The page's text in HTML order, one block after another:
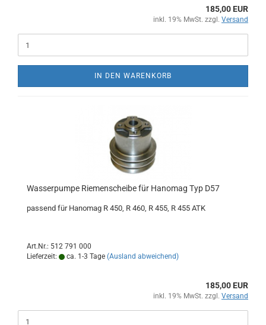
185,00 EUR
inkl. 19% MwSt. zzgl. Versand
IN DEN WARENKORB
Wasserpumpe Riemenscheibe für Hanomag Typ D57
passend für Hanomag R 450, R 460, R 455, R 455 ATK
Art.Nr.: 512 791 000
Lieferzeit:
ca. 1-3 Tage (Ausland abweichend)
185,00 EUR
inkl. 19% MwSt. zzgl. Versand